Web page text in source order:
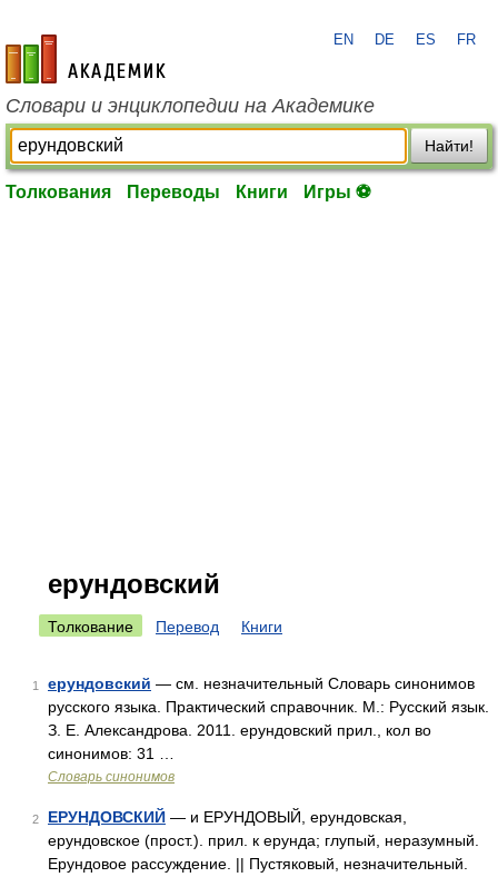
academic.ru
EN DE ES FR
Словари и энциклопедии на Академике
Найти!
Толкования Переводы Книги Игры ⚽
ерундовский
Толкование Перевод Книги
1 ерундовский — см. незначительный Словарь синонимов
русского языка. Практический справочник. М.: Русский язык.
З. Е. Александрова. 2011. ерундовский прил., кол во
синонимов: 31 …
Словарь синонимов
2 ЕРУНДОВСКИЙ — и ЕРУНДОВЫЙ, ерундовская,
ерундовское (прост.). прил. к ерунда; глупый, неразумный.
Ерундовое рассуждение. || Пустяковый, незначительный.